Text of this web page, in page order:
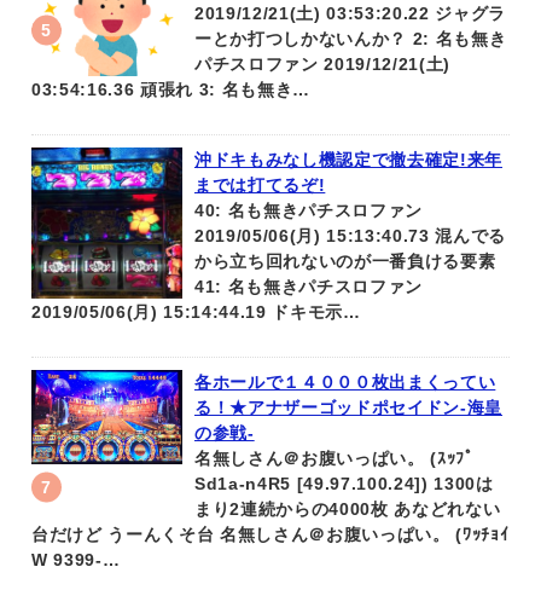
2019/12/21(土) 03:53:20.22 ジャグラ
ーとか打つしかないんか？ 2: 名も無き
パチスロファン 2019/12/21(土)
03:54:16.36 頑張れ 3: 名も無き…
沖ドキもみなし機認定で撤去確定!来年
までは打てるぞ!
40: 名も無きパチスロファン
2019/05/06(月) 15:13:40.73 混んでる
から立ち回れないのが一番負ける要素
41: 名も無きパチスロファン
2019/05/06(月) 15:14:44.19 ドキモ示…
各ホールで１４０００枚出まくってい
る！★アナザーゴッドポセイドン-海皇
の参戦-
名無しさん＠お腹いっぱい。 (ｽｯﾌﾟ
Sd1a-n4R5 [49.97.100.24]) 1300は
まり2連続からの4000枚 あなどれない
台だけど うーんくそ台 名無しさん＠お腹いっぱい。 (ﾜｯﾁｮｲ
W 9399-…